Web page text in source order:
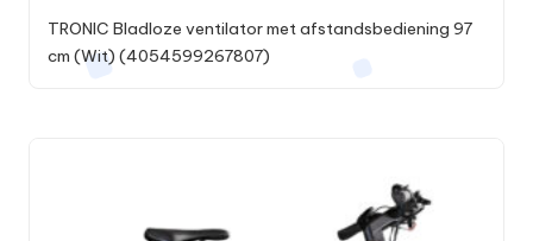
TRONIC Bladloze ventilator met afstandsbediening 97
cm (Wit) (4054599267807)